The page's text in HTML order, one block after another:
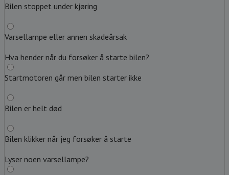
Bilen stoppet under kjøring
Varsellampe eller annen skadeårsak
Hva hender når du forsøker å starte bilen?
Startmotoren går men bilen starter ikke
Bilen er helt død
Bilen klikker når jeg forsøker å starte
Lyser noen varsellampe?